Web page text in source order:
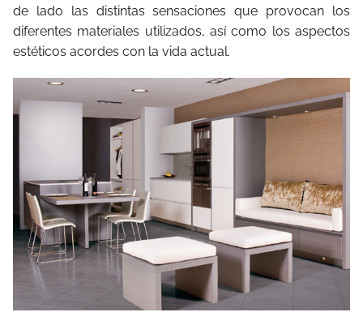
de lado las distintas sensaciones que provocan los
diferentes materiales utilizados, así como los aspectos
estéticos acordes con la vida actual.